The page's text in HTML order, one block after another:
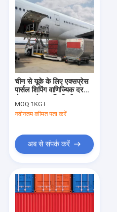
चीन से यूके के लिए एक्सप्रेस
पार्सल शिपिंग वाणिज्यिक दरवाजे
MOQ:1KG+
नवीनतम कीमत पता करें
अब से संपर्क करें